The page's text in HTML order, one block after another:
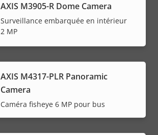
AXIS M3905-R Dome Camera
Surveillance embarquée en intérieur
2 MP
AXIS M4317-PLR Panoramic
Camera
Caméra fisheye 6 MP pour bus